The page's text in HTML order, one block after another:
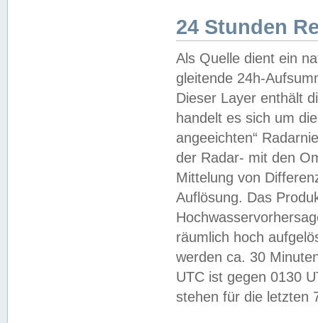
24 Stunden
Als Quelle dient ein
gleitende 24h-
Dieser Layer enthält
handelt es sich um
angeeichten“
der Radar- mit den
Mittelung von
Auflösung. Das
räumlich hoch
werden ca. 30
UTC ist gegen 0130
stehen für die letzten